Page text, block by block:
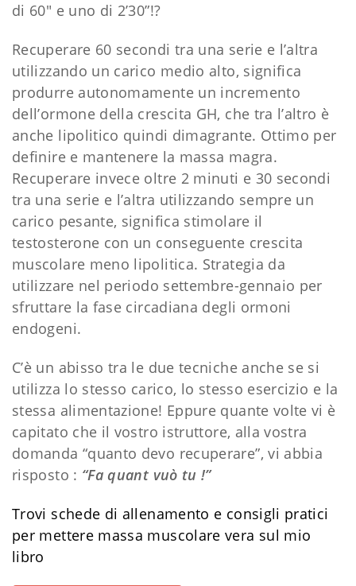
di 60″ e uno di 2’30”!?
Recuperare 60 secondi tra una serie e l’altra
utilizzando un carico medio alto, significa
produrre autonomamente un incremento
dell’ormone della crescita GH, che tra l’altro è
anche lipolitico quindi dimagrante. Ottimo per
definire e mantenere la massa magra.
Recuperare invece oltre 2 minuti e 30 secondi
tra una serie e l’altra utilizzando sempre un
carico pesante, significa stimolare il
testosterone con un conseguente crescita
muscolare meno lipolitica. Strategia da
utilizzare nel periodo settembre-gennaio per
sfruttare la fase circadiana degli ormoni
endogeni.
C’è un abisso tra le due tecniche anche se si
utilizza lo stesso carico, lo stesso esercizio e la
stessa alimentazione! Eppure quante volte vi è
capitato che il vostro istruttore, alla vostra
domanda “quanto devo recuperare”, vi abbia
risposto : “Fa quant vuò tu !”
Trovi schede di allenamento e consigli pratici
per mettere massa muscolare vera sul mio
libro